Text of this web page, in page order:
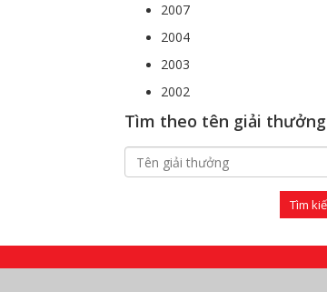
2007
2004
2003
2002
Tìm theo tên giải thưởng